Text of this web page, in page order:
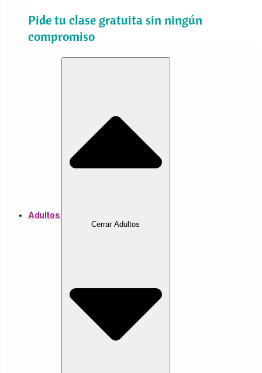
Pide tu clase gratuita sin ningún
compromiso
Adultos
Cerrar Adultos